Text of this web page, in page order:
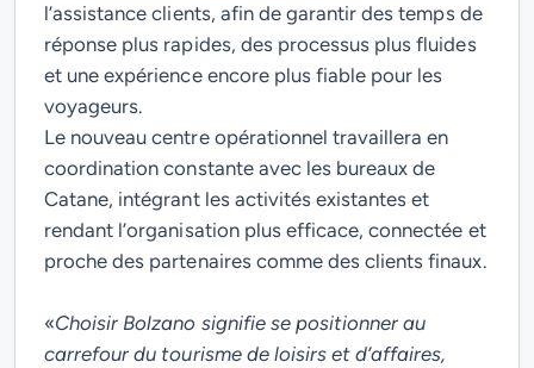
l’assistance clients, afin de garantir des temps de
réponse plus rapides, des processus plus fluides
et une expérience encore plus fiable pour les
voyageurs.
Le nouveau centre opérationnel travaillera en
coordination constante avec les bureaux de
Catane, intégrant les activités existantes et
rendant l’organisation plus efficace, connectée et
proche des partenaires comme des clients finaux.
«Choisir Bolzano signifie se positionner au
carrefour du tourisme de loisirs et d’affaires,